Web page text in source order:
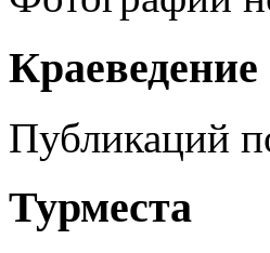
Краеведение
Публикаций
Турместа